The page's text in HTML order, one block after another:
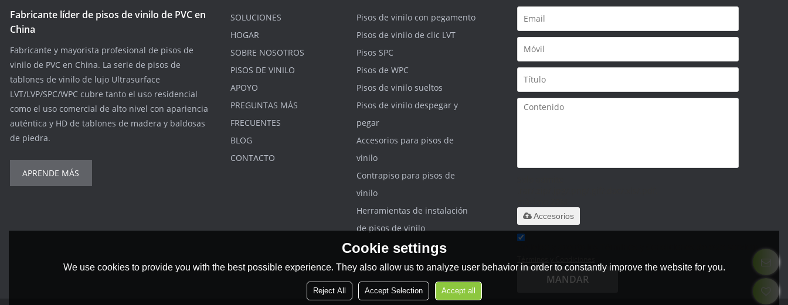
Fabricante líder de pisos de vinilo de PVC en
China
Fabricante y mayorista profesional de pisos de
vinilo de PVC en China. La serie de pisos de
tablones de vinilo de lujo Ultrasurface
LVT/LVP/SPC/WPC cubre tanto el uso residencial
como el uso comercial de alto nivel con apariencia
auténtica y HD de tablones de madera y baldosas
de piedra.
APRENDE MÁS
SOLUCIONES
HOGAR
SOBRE NOSOTROS
PISOS DE VINILO
APOYO
PREGUNTAS MÁS
FRECUENTES
BLOG
CONTACTO
Pisos de vinilo con pegamento
Pisos de vinilo de clic LVT
Pisos SPC
Pisos de WPC
Pisos de vinilo sueltos
Pisos de vinilo despegar y
pegar
Accesorios para pisos de
vinilo
Contrapiso para pisos de
vinilo
Herramientas de instalación
de pisos de vinilo
Accesorios
MANDAR
Cookie settings
We use cookies to provide you with the best possible experience. They also allow us to analyze user behavior in order to constantly improve the website for you.
Reject All Accept Selection Accept all